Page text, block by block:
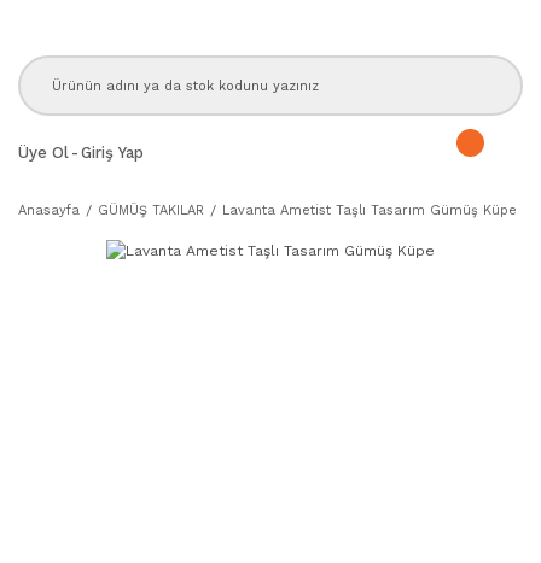
Üye Ol - Giriş Yap
Anasayfa GÜMÜŞ TAKILAR Lavanta Ametist Taşlı Tasarım Gümüş Küpe